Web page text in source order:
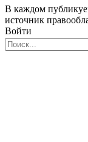
В каждом
источник
Войти